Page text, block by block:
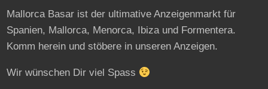
Mallorca Basar ist der ultimative Anzeigenmarkt für
Spanien, Mallorca, Menorca, Ibiza und Formentera.
Komm herein und stöbere in unseren Anzeigen.
Wir wünschen Dir viel Spass